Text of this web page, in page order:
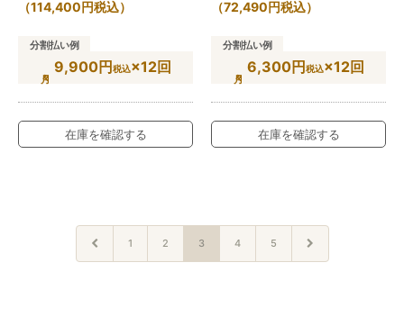
（114,400円税込）
分割払い例
9,900円税込×12回
在庫を確認する
（72,490円税込）
分割払い例
6,300円税込×12回
在庫を確認する
1 2 3 4 5